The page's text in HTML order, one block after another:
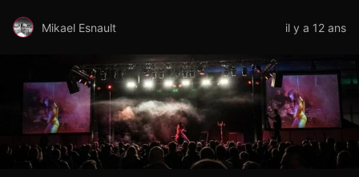
Mikael Esnault il y a 12 ans